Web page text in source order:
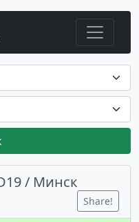
/ Минск
Share!